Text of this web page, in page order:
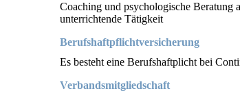
Coaching und psychologische Beratung
unterrichtende Tätigkeit
Berufshaftpflichtversicherung
Es besteht eine Berufshaftplicht bei
Verbandsmitgliedschaft